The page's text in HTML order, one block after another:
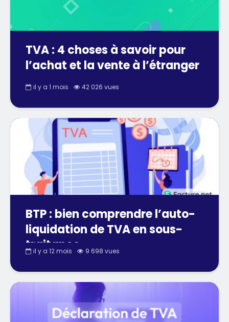
TVA : 4 choses à savoir pour
l’achat et la vente à l’étranger
il y a 1 mois 42 026 vues
BTP : bien comprendre l’auto-
liquidation de TVA en sous-
traitance
il y a 12 mois 9 698 vues